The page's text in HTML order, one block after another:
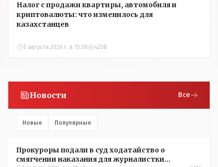
Налог с продажи квартиры, автомобиля и
криптовалюты: что изменилось для
казахстанцев
5 августа 2026 г. в 13:38 4208
Новости Все
Новые Популярные
Прокуроры подали в суд ходатайство о
смягчении наказания для журналистки